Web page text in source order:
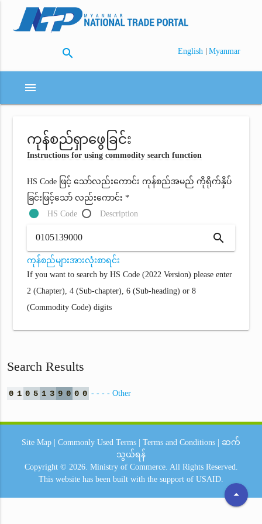
search English | Myanmar
menu
ကုန်စည်ရှာဖွေခြင်း
Instructions for using commodity search function
HS Code ဖြင့် သော်လည်းကောင်း ကုန်စည်အမည် ကိုရိုက်နှိပ်
ခြင်းဖြင့်သော် လည်းကောင်း *
HS Code
Description
search
ကုန်စည်များအားလုံးစာရင်း
If you want to search by HS Code (2022 Version) please enter
2 (Chapter), 4 (Sub-chapter), 6 (Sub-heading) or 8
(Commodity Code) digits
Search Results
0 1 0 5 1 3 9 0 0 0 - - - - Other
arrow_drop_up
Site Map Commonly Used Terms Terms and Conditions
ဆက်
သွယ်ရန်
Copyright © 2026. Ministry of Commerce. All Rights Reserved.
This website has been built with the support of USAID.